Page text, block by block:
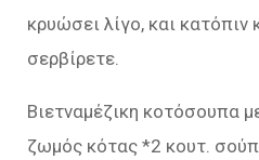
κρυώσει λίγο, και
σερβίρετε.
Βιετναμέζικη κοτόσουπα
ζωμός κότας *2 κουτ.